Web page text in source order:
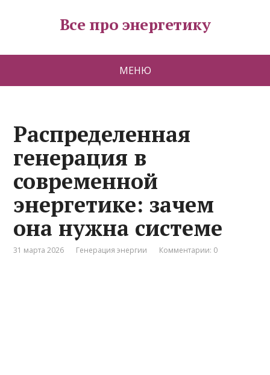
Все про энергетику
МЕНЮ
Распределенная
генерация в
современной
энергетике: зачем
она нужна системе
31 марта 2026 Генерация энергии Комментарии: 0